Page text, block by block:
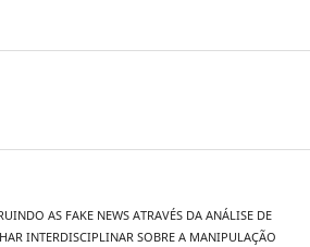
AS FAKE NEWS ATRAVÉS DA ANÁLISE DE
INTERDISCIPLINAR SOBRE A MANIPULAÇÃO